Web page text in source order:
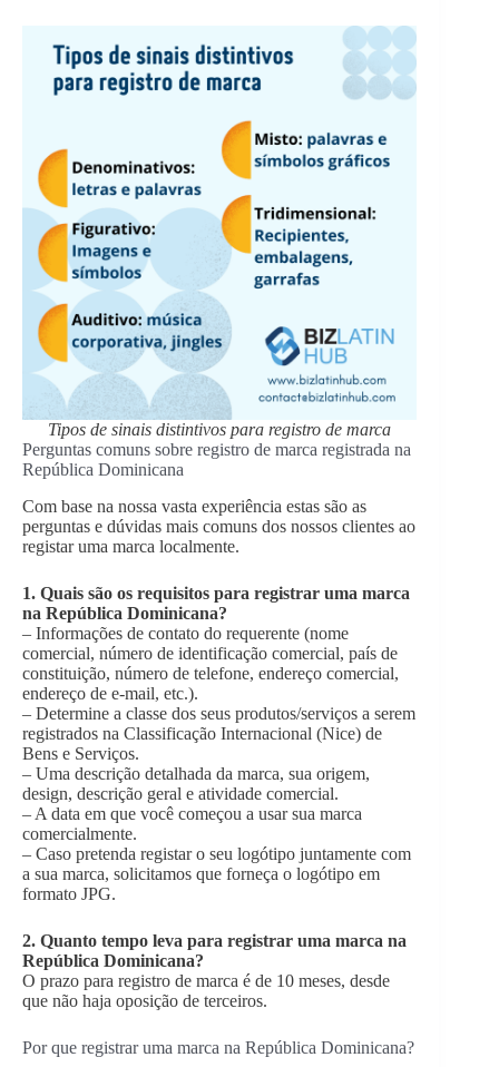
Tipos de sinais distintivos para registro de marca
Perguntas comuns sobre registro de marca registrada na
República Dominicana
Com base na nossa vasta experiência estas são as
perguntas e dúvidas mais comuns dos nossos clientes ao
registar uma marca localmente.
1. Quais são os requisitos para registrar uma marca
na República Dominicana?
– Informações de contato do requerente (nome
comercial, número de identificação comercial, país de
constituição, número de telefone, endereço comercial,
endereço de e-mail, etc.).
– Determine a classe dos seus produtos/serviços a serem
registrados na Classificação Internacional (Nice) de
Bens e Serviços.
– Uma descrição detalhada da marca, sua origem,
design, descrição geral e atividade comercial.
– A data em que você começou a usar sua marca
comercialmente.
– Caso pretenda registar o seu logótipo juntamente com
a sua marca, solicitamos que forneça o logótipo em
formato JPG.
2. Quanto tempo leva para registrar uma marca na
República Dominicana?
O prazo para registro de marca é de 10 meses, desde
que não haja oposição de terceiros.
Por que registrar uma marca na República Dominicana?